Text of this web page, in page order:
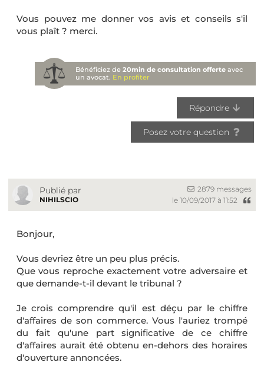
Vous pouvez me donner vos avis et conseils s'il
vous plaît ? merci.
Bénéficiez de20min de consultation offerte avec
un avocat. En profiter
Répondre
Posez votre question
Publié par
NIHILSCIO
2879 messages
le 10/09/2017 à 11:52
Bonjour,
Vous devriez être un peu plus précis.
Que vous reproche exactement votre adversaire et
que demande-t-il devant le tribunal ?
Je crois comprendre qu'il est déçu par le chiffre
d'affaires de son commerce. Vous l'auriez trompé
du fait qu'une part significative de ce chiffre
d'affaires aurait été obtenu en-dehors des horaires
d'ouverture annoncées.